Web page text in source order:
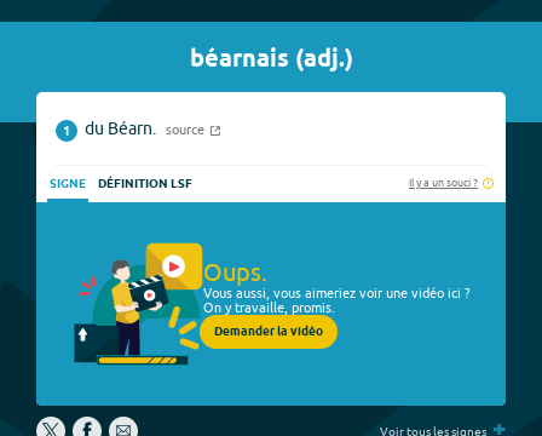
béarnais (adj.)
1 du Béarn. source
SIGNE DÉFINITION LSF Il y a un souci ?
Oups.
Vous aussi, vous aimeriez voir une vidéo ici ?
On y travaille, promis.
Demander la vidéo
Voir tous les signes